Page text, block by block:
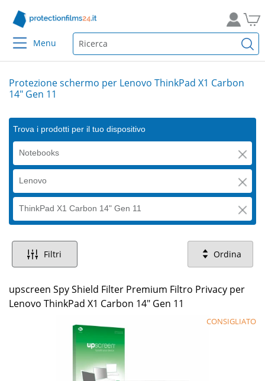
Menu
Protezione schermo per Lenovo ThinkPad X1 Carbon
14" Gen 11
Trova i prodotti per il tuo dispositivo
Notebooks
Lenovo
ThinkPad X1 Carbon 14" Gen 11
Filtri Ordina
upscreen Spy Shield Filter Premium Filtro Privacy per
Lenovo ThinkPad X1 Carbon 14" Gen 11
CONSIGLIATO